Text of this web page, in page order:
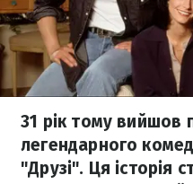
31 рік тому вийшов
легендарного
"Друзі". Ця історія